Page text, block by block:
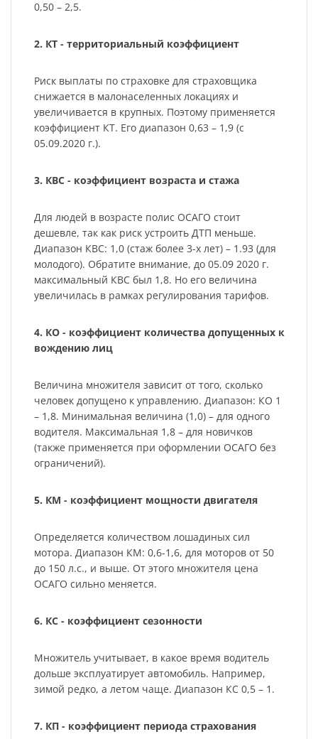
0,50 – 2,5.
2. КТ - территориальный коэффициент
Риск выплаты по страховке для страховщика
снижается в малонаселенных локациях и
увеличивается в крупных. Поэтому применяется
коэффициент КТ. Его диапазон 0,63 – 1,9 (с
05.09.2020 г.).
3. КВС - коэффициент возраста и стажа
Для людей в возрасте полис ОСАГО стоит
дешевле, так как риск устроить ДТП меньше.
Диапазон КВС: 1,0 (стаж более 3-х лет) – 1.93 (для
молодого). Обратите внимание, до 05.09 2020 г.
максимальный КВС был 1,8. Но его величина
увеличилась в рамках регулирования тарифов.
4. КО - коэффициент количества допущенных к
вождению лиц
Величина множителя зависит от того, сколько
человек допущено к управлению. Диапазон: КО 1
– 1,8. Минимальная величина (1,0) – для одного
водителя. Максимальная 1,8 – для новичков
(также применяется при оформлении ОСАГО без
ограничений).
5. КМ - коэффициент мощности двигателя
Определяется количеством лошадиных сил
мотора. Диапазон КМ: 0,6-1,6, для моторов от 50
до 150 л.с., и выше. От этого множителя цена
ОСАГО сильно меняется.
6. КС - коэффициент сезонности
Множитель учитывает, в какое время водитель
дольше эксплуатирует автомобиль. Например,
зимой редко, а летом чаще. Диапазон КС 0,5 – 1.
7. КП - коэффициент периода страхования